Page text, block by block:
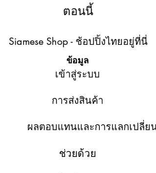
ตอนนี้
Siamese Shop - ช้อปปิ้งไทยอยู่ที่นี่
ข้อมูล
เข้าสู่ระบบ
การส่งสินค้า
ผลตอบแทนและการแลกเปลี่ยน
ช่วยด้วย